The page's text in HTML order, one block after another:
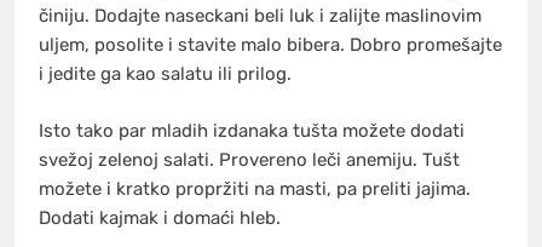
činiju. Dodajte naseckani beli luk i zalijte maslinovim
uljem, posolite i stavite malo bibera. Dobro promešajte
i jedite ga kao salatu ili prilog.
Isto tako par mladih izdanaka tušta možete dodati
svežoj zelenoj salati. Provereno leči anemiju. Tušt
možete i kratko propržiti na masti, pa preliti jajima.
Dodati kajmak i domaći hleb.